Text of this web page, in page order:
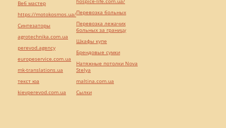
Веб мастер
https://motokosmos.ua/
Синтезаторы
agrotechnika.com.ua
perevod.agency
europeservice.com.ua
mk-translations.ua
текст юа
kievperevod.com.ua
Перевозка больных
Перевозка лежачих
больных за границу
Шкафы купе
Брендовые сумки
Натяжные потолки Nova
Stelya
maltina.com.ua
Cылки